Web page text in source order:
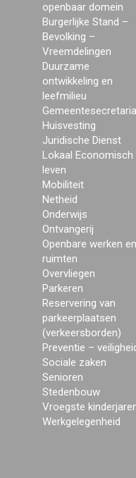
openbaar domein
Burgerlijke Stand –
Bevolking –
Vreemdelingen
Duurzame
ontwikkeling en
leefmilieu
Huisvesting
Juridische Dienst
Lokaal Economisch
leven
Mobiliteit
Netheid
Onderwijs
Ontvangerij
Openbare werken en
ruimten
Overvliegen
Parkeren
Reservering van
parkeerplaatsen
(verkeersborden)
Preventie –
Sociale zaken
Senioren
Stedenbouw
Vroegste
Werkgelegenheid